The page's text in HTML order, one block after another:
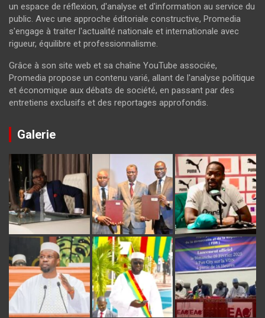
un espace de réflexion, d'analyse et d'information au service du
public. Avec une approche éditoriale constructive, Promedia
s'engage à traiter l'actualité nationale et internationale avec
rigueur, équilibre et professionnalisme.
Grâce à son site web et sa chaîne YouTube associée,
Promedia propose un contenu varié, allant de l'analyse politique
et économique aux débats de société, en passant par des
entretiens exclusifs et des reportages approfondis.
Galerie